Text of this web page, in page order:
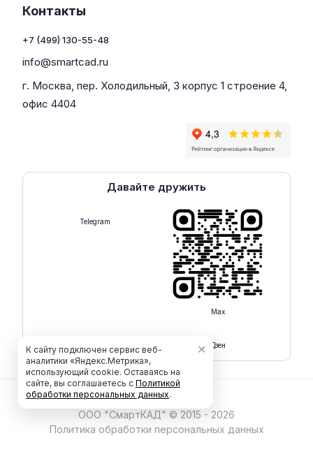
Контакты
+7 (499) 130-55-48
info@smartcad.ru
г. Москва, пер. Холодильный, 3 корпус 1 строение 4,
офис 4404
Давайте дружить
Telegram
Max
Дзен
ООО "СмартКАД" © 2015 - 2026
Политика обработки персональных данных
К сайту подключен сервис веб-
аналитики «Яндекс.Метрика»,
использующий cookie. Оставаясь на
сайте, вы соглашаетесь с Политикой
обработки персональных данных.
✕